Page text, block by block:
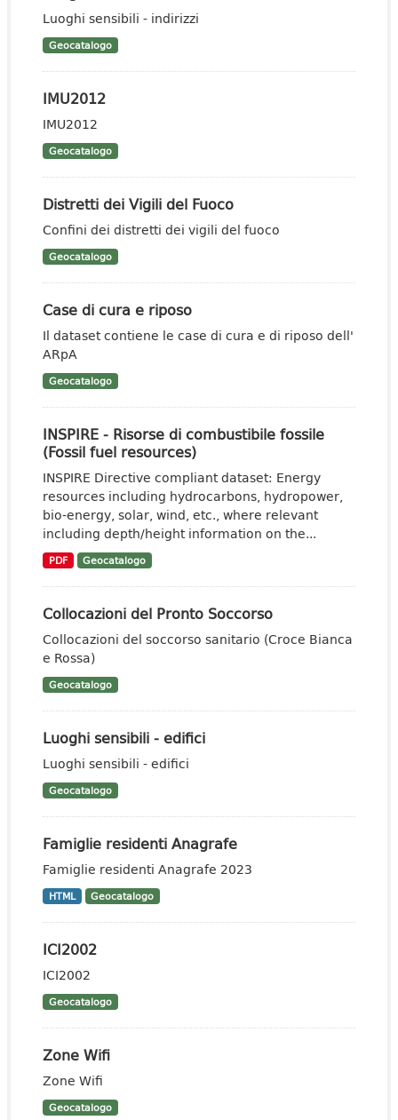
Luoghi sensibili - indirizzi
Geocatalogo
IMU2012
IMU2012
Geocatalogo
Distretti dei Vigili del Fuoco
Confini dei distretti dei vigili del fuoco
Geocatalogo
Case di cura e riposo
Il dataset contiene le case di cura e di riposo dell'
ARpA
Geocatalogo
INSPIRE - Risorse di combustibile fossile
(Fossil fuel resources)
INSPIRE Directive compliant dataset: Energy
resources including hydrocarbons, hydropower,
bio-energy, solar, wind, etc., where relevant
including depth/height information on the...
PDF Geocatalogo
Collocazioni del Pronto Soccorso
Collocazioni del soccorso sanitario (Croce Bianca
e Rossa)
Geocatalogo
Luoghi sensibili - edifici
Luoghi sensibili - edifici
Geocatalogo
Famiglie residenti Anagrafe
Famiglie residenti Anagrafe 2023
HTML Geocatalogo
ICI2002
ICI2002
Geocatalogo
Zone Wifi
Zone Wifi
Geocatalogo